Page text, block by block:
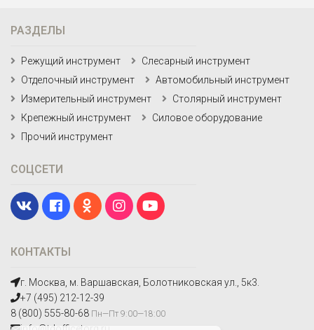
КОНТАКТЫ
г. Москва, м. Варшавская, Болотниковская ул., 5к3.
+7 (495) 212-12-39
8 (800) 555-80-68 Пн—Пт 9:00—18:00
РАЗДЕЛЫ
Режущий инструмент
Слесарный инструмент
Отделочный инструмент
Автомобильный инструмент
Измерительный инструмент
Столярный инструмент
Крепежный инструмент
Силовое оборудование
Прочий инструмент
СОЦСЕТИ